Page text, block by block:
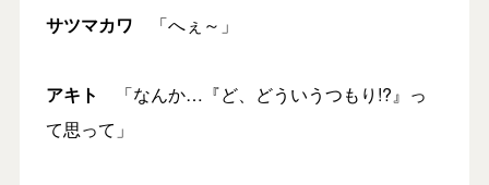
サツマカワ 「へぇ～」
アキト
「なんか…『ど、どういうつもり!?』っ
て思って」